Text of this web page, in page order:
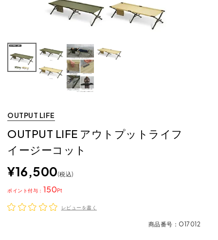
OUTPUT LIFE
OUTPUT LIFE アウトプットライフ
イージーコット
¥16,500 税込
150
ポイント
レビューを書く
商品番号 O17012